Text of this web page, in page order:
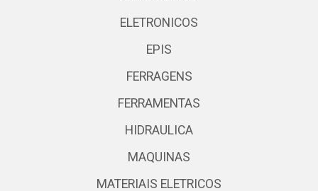
ELETRONICOS
EPIS
FERRAGENS
FERRAMENTAS
HIDRAULICA
MAQUINAS
MATERIAIS ELETRICOS